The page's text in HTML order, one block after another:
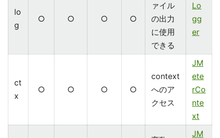
lo
g
○ ○ ○ ○
ァイル
の出力
に使用
できる
Lo
gg
er
ct
x
○ ○ ○ ○
context
へのア
クセス
JM
ete
rCo
nte
xt
JM